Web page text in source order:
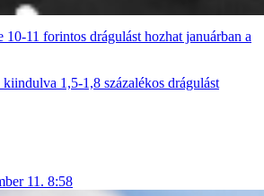
10-11 forintos drágulást hozhat januárban a
1,5-1,8 százalékos drágulást
11. 8:58